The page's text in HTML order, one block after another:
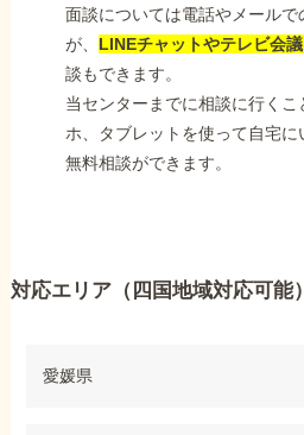
面談については電話やメール
が、 LINEチャットやテレビ会議
談もできます。
当センターまでに相談に行く
ホ、タブレットを使って自宅
無料相談ができます。
対応エリア（四国地域対応可能）
愛媛県